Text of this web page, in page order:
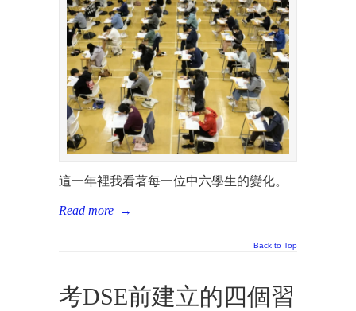
這一年裡我看著每一位中六學生的變化。
Read more →
Back to Top
考DSE前建立的四個習